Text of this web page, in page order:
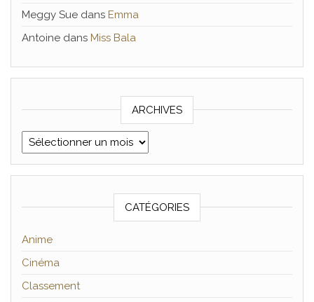
Meggy Sue dans Emma
Antoine dans Miss Bala
ARCHIVES
Archives
CATÉGORIES
Anime
Cinéma
Classement